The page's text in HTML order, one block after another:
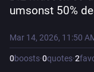
umsonst 50%
Mar 14, 2026, 11:50
0boosts·0quotes·2